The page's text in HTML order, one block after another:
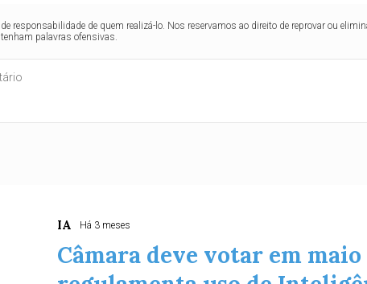
responsabilidade de quem realizá-lo. Nos reservamos ao direito de reprovar ou
palavras ofensivas.
IA Há 3 meses
Câmara deve votar em